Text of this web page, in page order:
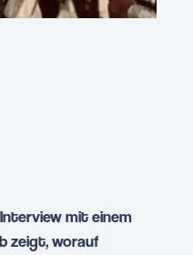
mit einem
zeigt, worauf